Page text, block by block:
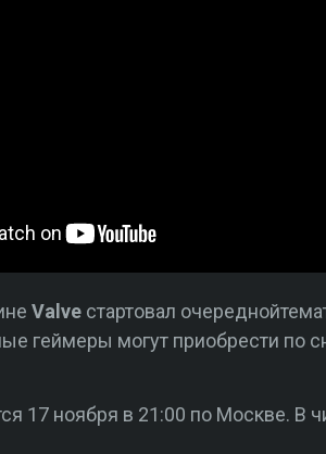
Valve стартовал
геймеры могут приобрести
17 ноября в 21:00 по Москве. В